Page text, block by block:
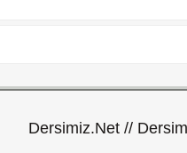
Dersimiz.Net //